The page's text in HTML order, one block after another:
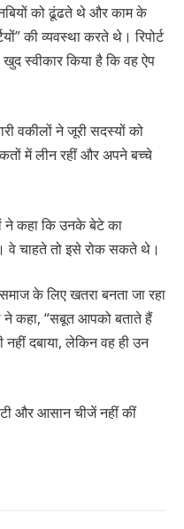
को ढूंढते थे और काम के
की व्यवस्था करते थे। रिपोर्ट
स्वीकार किया है कि वह ऐप
वकीलों ने जूरी सदस्यों को
में लीन रहीं और अपने बच्चे
ने कहा कि उनके बेटे का
वे चाहते तो इसे रोक सकते थे।
के लिए खतरा बनता जा रहा
कहा, “सबूत आपको बताते हैं
दबाया, लेकिन वह ही उन
और आसान चीजें नहीं कीं